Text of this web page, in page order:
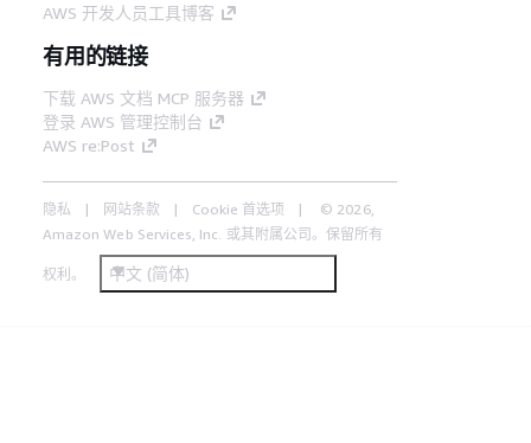
AWS 开发人员工具博客
有用的链接
下载 AWS 文档 MCP 服务器
登录 AWS 管理控制台
AWS re:Post
隐私 网站条款 Cookie 首选项
© 2026,
Amazon Web Services, Inc. 或其附属公司。保留所有
权利。 中文 (简体)